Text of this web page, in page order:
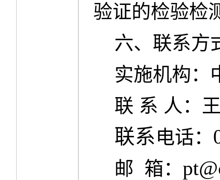
验证的检验检
六、联系方
实施机构：
联 系 人：
联系电话：
邮 箱：